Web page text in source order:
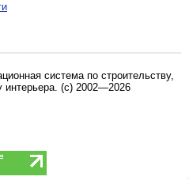
система по строительству,
интерьера. (c) 2002—2026